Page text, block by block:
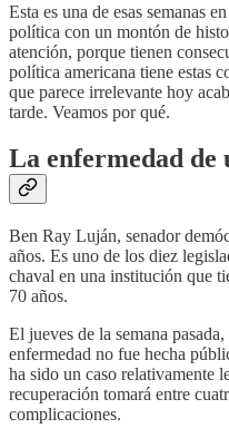
Esta es una de esas semanas
política con un montón de
atención, porque tienen
política americana tiene estas
que parece irrelevante hoy
tarde. Veamos por qué.
La enfermedad de
Ben Ray Luján, senador
años. Es uno de los diez
chaval en una institución que
70 años.
El jueves de la semana
enfermedad no fue hecha
ha sido un caso relativamente
recuperación tomará entre
complicaciones.